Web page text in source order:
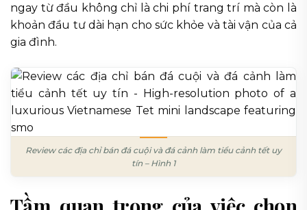
ngay từ đầu không chỉ là chi phí trang trí mà còn là
khoản đầu tư dài hạn cho sức khỏe và tài vận của cả
gia đình.
Review các địa chỉ bán đá cuội và đá cảnh làm tiểu cảnh tết uy
tín – Hình 1